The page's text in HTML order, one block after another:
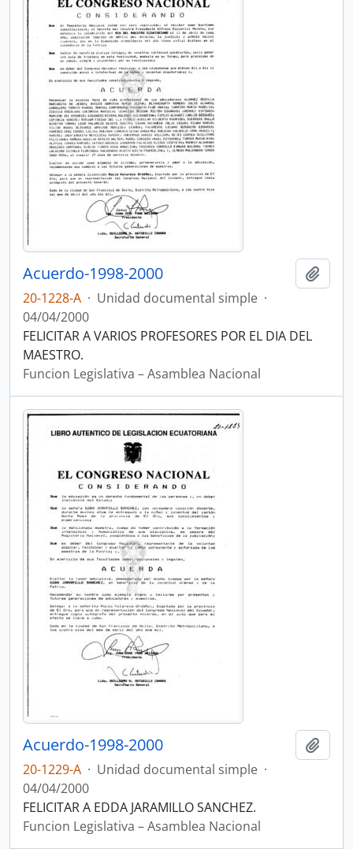
Acuerdo-1998-2000
20-1228-A · Unidad documental simple ·
04/04/2000
FELICITAR A VARIOS PROFESORES POR EL DIA DEL
MAESTRO.
Funcion Legislativa – Asamblea Nacional
Acuerdo-1998-2000
20-1229-A · Unidad documental simple ·
04/04/2000
FELICITAR A EDDA JARAMILLO SANCHEZ.
Funcion Legislativa – Asamblea Nacional